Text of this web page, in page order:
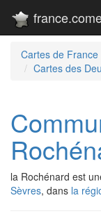
Cartes de France
Cartes des
la Rochénard est
Sèvres, dans la